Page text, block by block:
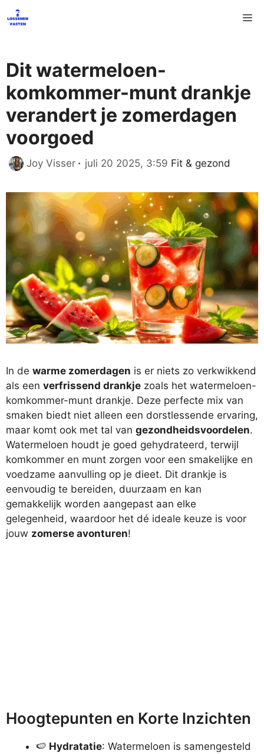
naar
Dit watermeloen-
komkommer-munt drankje
verandert je zomerdagen
voorgoed
Joy Visser juli 20 2025, 3:59 Categorieën
Fit & gezond
In de warme zomerdagen is er niets zo verkwikkend
als een verfrissend drankje zoals het watermeloen-
komkommer-munt drankje. Deze perfecte mix van
smaken biedt niet alleen een dorstlessende ervaring,
maar komt ook met tal van gezondheidsvoordelen.
Watermeloen houdt je goed gehydrateerd, terwijl
komkommer en munt zorgen voor een smakelijke en
voedzame aanvulling op je dieet. Dit drankje is
eenvoudig te bereiden, duurzaam en kan
gemakkelijk worden aangepast aan elke
gelegenheid, waardoor het dé ideale keuze is voor
jouw zomerse avonturen!
Hoogtepunten en Korte Inzichten
🍉 Hydratatie: Watermeloen is samengesteld